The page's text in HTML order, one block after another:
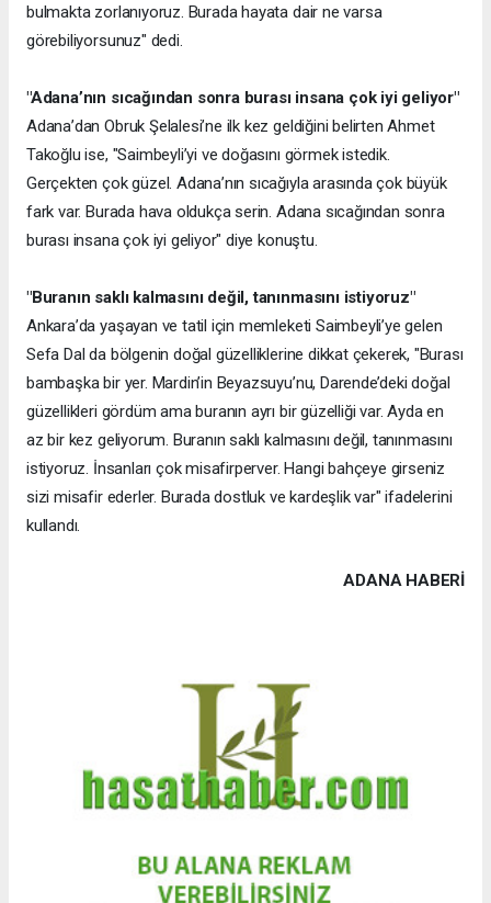
bulmakta zorlanıyoruz. Burada hayata dair ne varsa
görebiliyorsunuz" dedi.
"Adana’nın sıcağından sonra burası insana çok iyi geliyor"
Adana’dan Obruk Şelalesi’ne ilk kez geldiğini belirten Ahmet
Takoğlu ise, "Saimbeyli’yi ve doğasını görmek istedik.
Gerçekten çok güzel. Adana’nın sıcağıyla arasında çok büyük
fark var. Burada hava oldukça serin. Adana sıcağından sonra
burası insana çok iyi geliyor" diye konuştu.
"Buranın saklı kalmasını değil, tanınmasını istiyoruz"
Ankara’da yaşayan ve tatil için memleketi Saimbeyli’ye gelen
Sefa Dal da bölgenin doğal güzelliklerine dikkat çekerek, "Burası
bambaşka bir yer. Mardin’in Beyazsuyu’nu, Darende’deki doğal
güzellikleri gördüm ama buranın ayrı bir güzelliği var. Ayda en
az bir kez geliyorum. Buranın saklı kalmasını değil, tanınmasını
istiyoruz. İnsanları çok misafirperver. Hangi bahçeye girseniz
sizi misafir ederler. Burada dostluk ve kardeşlik var" ifadelerini
kullandı.
ADANA HABERİ